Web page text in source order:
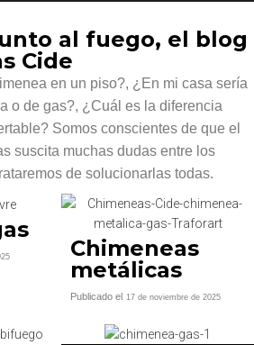
al fuego, el blog
Cide
en un piso?, ¿En mi casa sería
o de gas?, ¿Cuál es la diferencia
Somos conscientes de que el
suscita muchas dudas entre los
de solucionarlas todas.
Chimeneas
metálicas
Publicado el 17 de noviembre de 2025